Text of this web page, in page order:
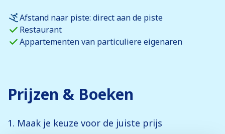
Afstand naar piste: direct aan de piste
Restaurant
Appartementen van particuliere eigenaren
Prijzen & Boeken
1. Maak je keuze voor de juiste prijs